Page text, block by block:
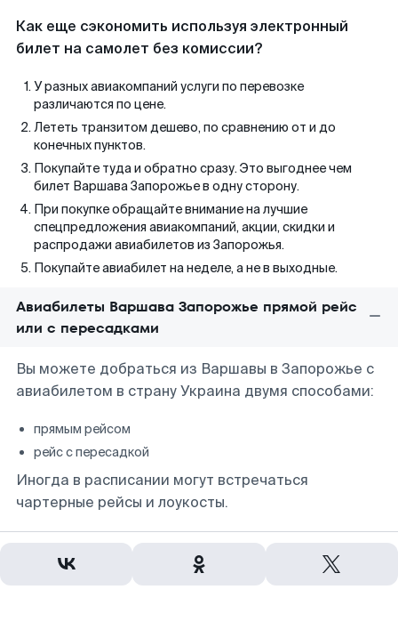
Как еще сэкономить используя электронный
билет на самолет без комиссии?
У разных авиакомпаний услуги по перевозке
различаются по цене.
Лететь транзитом дешево, по сравнению от и до
конечных пунктов.
Покупайте туда и обратно сразу. Это выгоднее чем
билет Варшава Запорожье в одну сторону.
При покупке обращайте внимание на лучшие
спецпредложения авиакомпаний, акции, скидки и
распродажи авиабилетов из Запорожья.
Покупайте авиабилет на неделе, а не в выходные.
Авиабилеты Варшава Запорожье прямой рейс
или с пересадками
Вы можете добраться из Варшавы в Запорожье с
авиабилетом в страну Украина двумя способами:
прямым рейсом
рейс с пересадкой
Иногда в расписании могут встречаться
чартерные рейсы и лоукосты.